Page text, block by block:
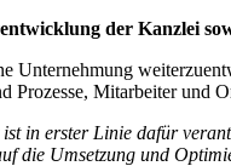
der Kanzlei
Unternehmung
Mitarbeiter und
in erster Linie dafür
die Umsetzung und